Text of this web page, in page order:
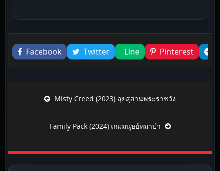
Liked this
Facebook
Twitter Line Pinterest
Post navigationMisty Creed (2023) ลุยสุสานพระราชวัง
Family Pack (2024) เกมมนุษย์หมาป่า